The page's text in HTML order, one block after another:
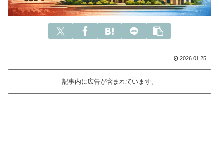
2026.01.25
記事内に広告が含まれています。